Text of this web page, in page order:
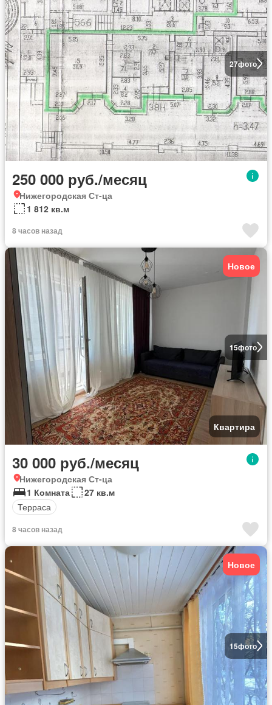
27фото
250 000 руб./месяц
Нижегородская Ст-ца
1 812 кв.м
8 часов назад
15фото
Новое
Квартира
30 000 руб./месяц
Нижегородская Ст-ца
1 Комната
27 кв.м
Терраса
8 часов назад
15фото
Новое